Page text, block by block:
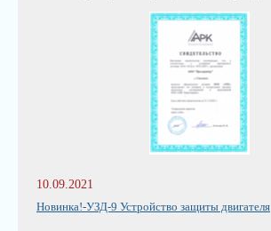
10.09.2021
Новинка!-УЗД-9 Устройство защиты двигателя